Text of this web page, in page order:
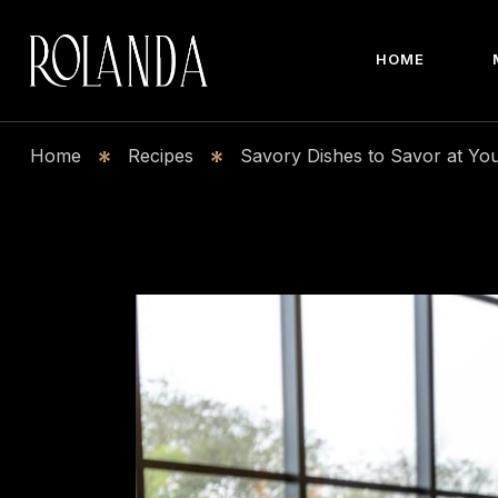
HOME
Home
Recipes Savory Dishes to Savor at